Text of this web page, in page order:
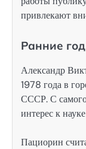
привлекают
Ранние
Александр
1978 года в
СССР. С самого
интерес к
Пациорин